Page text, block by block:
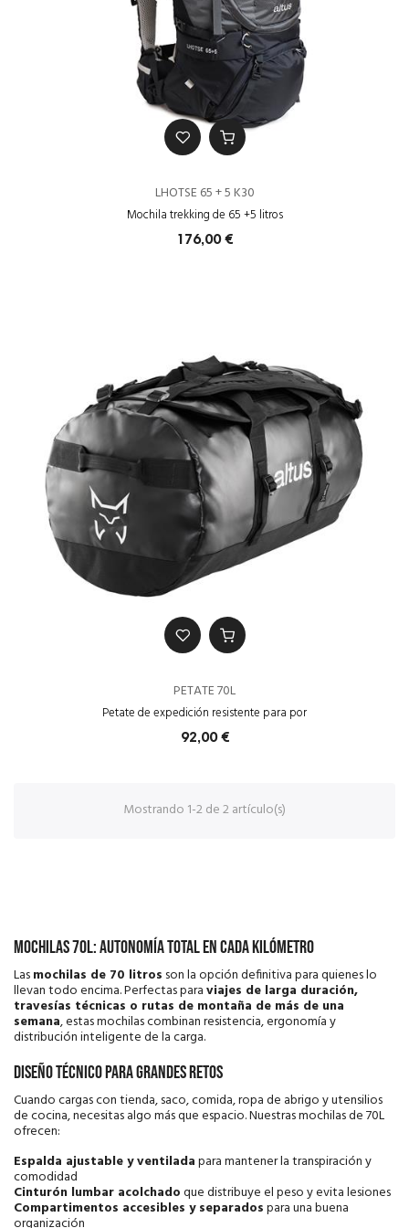
LHOTSE 65 + 5 K30
Mochila trekking de 65 +5 litros
176,00 €
PETATE 70L
Petate de expedición resistente para por
92,00 €
Mostrando 1-2 de 2 artículo(s)
Mochilas 70L: autonomía total en cada kilómetro
Lasmochilas de 70 litros son la opción definitiva para quienes lo
llevan todo encima. Perfectas paraviajes de larga duración,
travesías técnicas o rutas de montaña de más de una
semana, estas mochilas combinan resistencia, ergonomía y
distribución inteligente de la carga.
Diseño técnico para grandes retos
Cuando cargas con tienda, saco, comida, ropa de abrigo y utensilios
de cocina, necesitas algo más que espacio. Nuestras mochilas de 70L
ofrecen:
Espalda ajustable y ventiladapara mantener la transpiración y
comodidad
Cinturón lumbar acolchadoque distribuye el peso y evita lesiones
Compartimentos accesibles y separadospara una buena